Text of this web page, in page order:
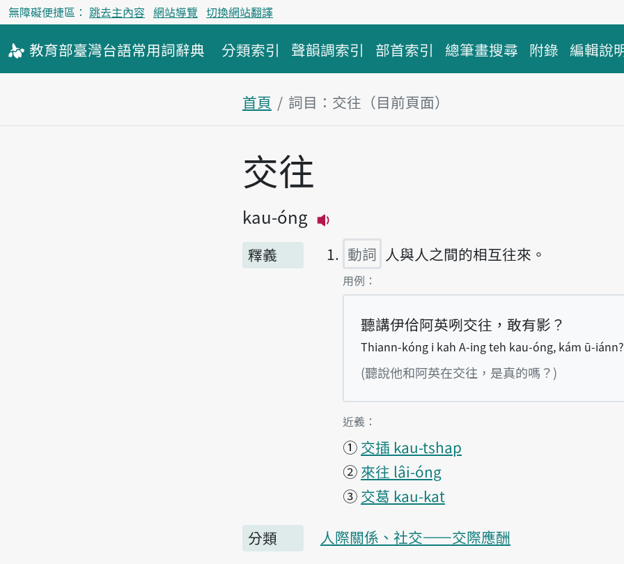
無障礙便捷區： 跳去主內容 網站導覽 切換網站翻譯
教育部臺灣台語常用詞辭典 分類索引 聲韻調索引 部首索引 總筆畫搜尋 附錄 編輯說
首頁 詞目：交往（目前頁面）
主內容區塊
交往
kau-óng
釋義
動詞 人與人之間的相互往來。
第1項釋義的
用例：
聽講伊佮阿英咧交往，敢有影？
Thiann-kóng i kah A-ing teh kau-óng, kám ū-iánn?
(聽說他和阿英在交往，是真的嗎？)
第1項釋義的
近義：
① 交插 kau-tshap
② 來往 lâi-óng
③ 交葛 kau-kat
分類 人際關係、社交——交際應酬